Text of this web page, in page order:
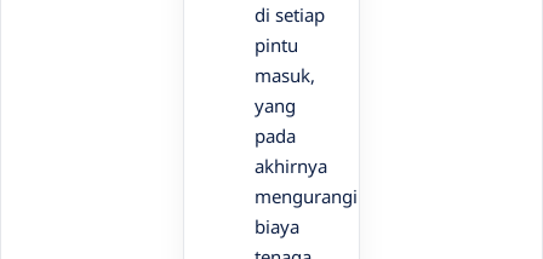
di setiap
pintu
masuk,
yang
pada
akhirnya
mengurangi
biaya